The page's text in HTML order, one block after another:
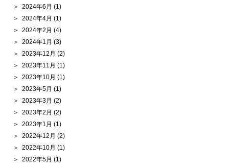
2024年6月(1)
2024年4月(1)
2024年2月(4)
2024年1月(3)
2023年12月(2)
2023年11月(1)
2023年10月(1)
2023年5月(1)
2023年3月(2)
2023年2月(2)
2023年1月(1)
2022年12月(2)
2022年10月(1)
2022年5月(1)